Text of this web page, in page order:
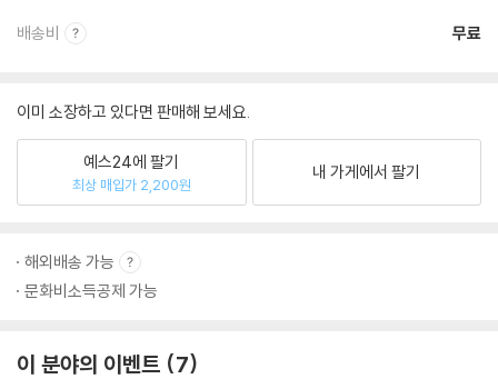
배송비 무료
이미 소장하고 있다면 판매해 보세요.
예스24에 팔기
최상 매입가 2,200원
내 가게에서 팔기
해외배송 가능
문화비소득공제 가능
이 분야의 이벤트 7